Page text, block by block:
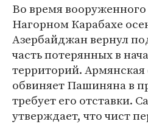
Во время
Нагорном Карабахе
Азербайджан вернул
часть потерянных в
территорий.
обвиняет Пашиняна в
требует его отставки.
утверждает, что чист